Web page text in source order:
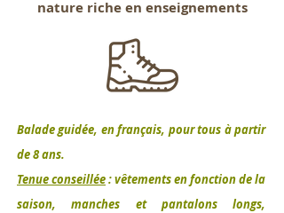
nature riche en enseignements
Balade guidée, en français, pour tous à partir
de 8 ans.
Tenue conseillée: vêtements en fonction de la
saison, manches et pantalons longs,